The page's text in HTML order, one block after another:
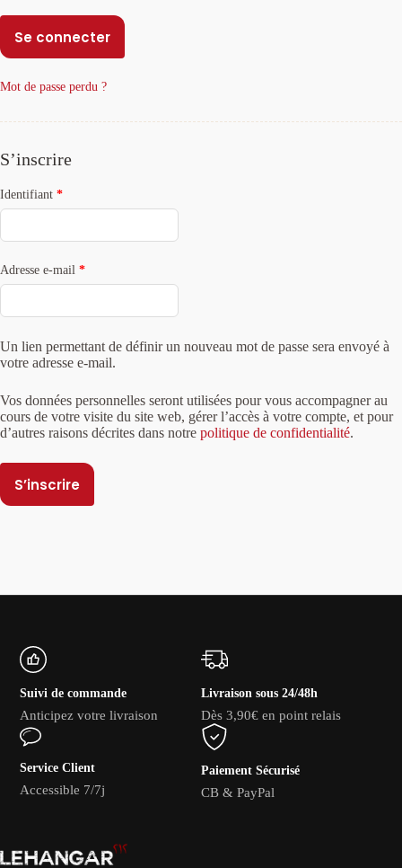
t
r
a
:
Se connecter
Mot de passe perdu ?
S’inscrire
Identifiant *Obligatoire
Adresse e-mail *Obligatoire
Un lien permettant de définir un nouveau mot de passe sera envoyé à
votre adresse e-mail.
Vos données personnelles seront utilisées pour vous accompagner au
cours de votre visite du site web, gérer l’accès à votre compte, et pour
d’autres raisons décrites dans notre politique de confidentialité.
S’inscrire
Suivi de commande
Anticipez votre livraison
Livraison sous 24/48h
Dès 3,90€ en point relais
Service Client
Accessible 7/7j
Paiement Sécurisé
CB & PayPal